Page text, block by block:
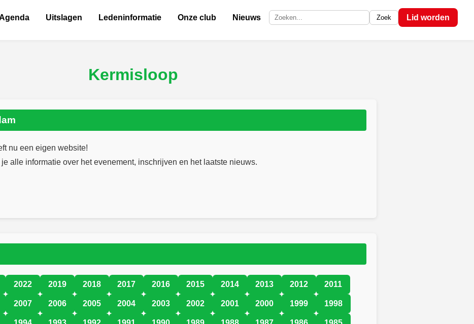
Uitslagen Ledeninformatie Onze club Nieuws Zoek op de site Zoek Lid worden
Kermisloop
nu een eigen website!
alle informatie over het evenement, inschrijven en het laatste nieuws.
2022 2019 2018 2017 2016 2015 2014 2013 2012 2011
2007 2006 2005 2004 2003 2002 2001 2000 1999 1998